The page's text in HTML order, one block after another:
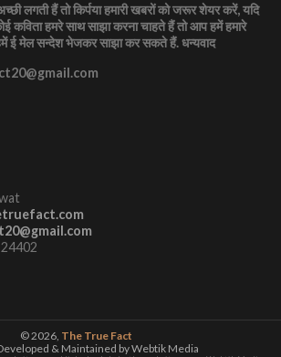
लगती हैं तो किर्पया हमारी खबरों को जरूर शेयर करें, यदि
कविता हमरे साथ साझा करना चाहते हैं तो आप हमें हमारे
ई मेल सन्देश भेजकर साझा कर सकते हैं.धन्यवाद
© 2026, The True Fact
& Maintained by Webtik Media